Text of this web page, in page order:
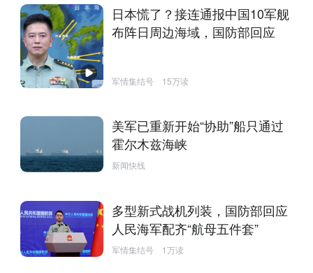
日本慌了？接连通报中国10军舰
布阵日周边海域，国防部回应
军情集结号 15万读
美军已重新开始“协助”船只通过
霍尔木兹海峡
新闻快线
多型新式战机列装，国防部回应
人民海军配齐“航母五件套”
军情集结号 1万读